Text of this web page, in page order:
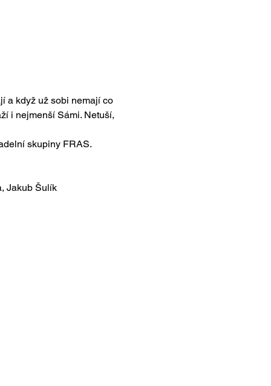
a když už sobi nemají co
i nejmenší Sámi. Netuší,
skupiny FRAS.
Jakub Šulík